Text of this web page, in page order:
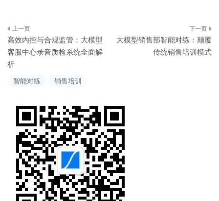
智能对练 销售培训
文
章
导
高效内控与合规监管：大模型
客服中心录音质检系统全面解
析
大模型销售部智能对练：颠覆
传统销售培训模式